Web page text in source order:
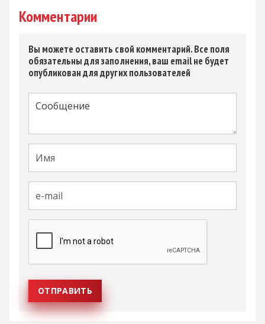
Комментарии
Вы можете оставить свой комментарий. Все поля
обязательны для заполнения, ваш email не будет
опубликован для других пользователей